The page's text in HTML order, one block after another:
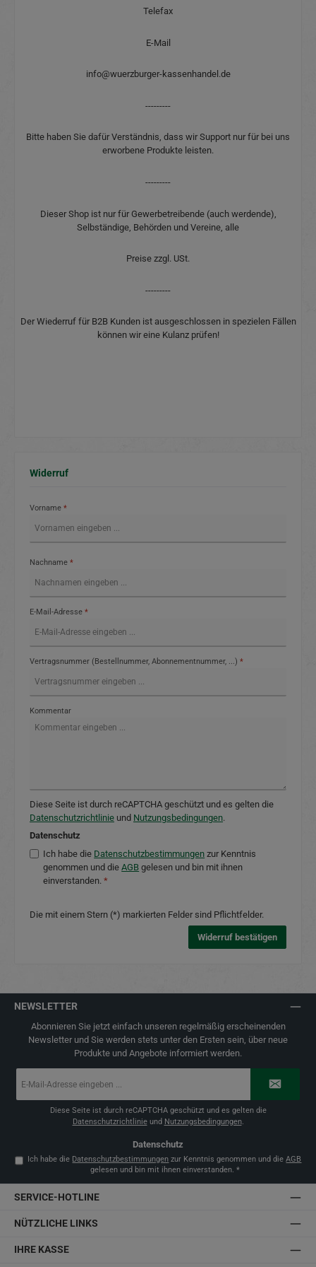
Telefax
E-Mail
info@wuerzburger-kassenhandel.de
---------
Bitte haben Sie dafür Verständnis, dass wir Support nur für bei uns
erworbene Produkte leisten.
---------
Dieser Shop ist nur für Gewerbetreibende (auch werdende),
Selbständige, Behörden und Vereine, alle
Preise zzgl. USt.
---------
Der Wiederruf für B2B Kunden ist ausgeschlossen in spezielen Fällen
können wir eine Kulanz prüfen!
Widerruf
Vorname *
Nachname *
E-Mail-Adresse *
Vertragsnummer (Bestellnummer, Abonnementnummer, ...) *
Kommentar
Diese Seite ist durch reCAPTCHA geschützt und es gelten die
Datenschutzrichtlinie und Nutzungsbedingungen.
Datenschutz
Ich habe die Datenschutzbestimmungen zur Kenntnis
genommen und dieAGB gelesen und bin mit ihnen
einverstanden.*
Die mit einem Stern (*) markierten Felder sind Pflichtfelder.
Widerruf bestätigen
NEWSLETTER
Abonnieren Sie jetzt einfach unseren regelmäßig erscheinenden
Newsletter und Sie werden stets unter den Ersten sein, über neue
Produkte und Angebote informiert werden.
Mail-
Diese Seite ist durch reCAPTCHA geschützt und es gelten die
Datenschutzrichtlinieund Nutzungsbedingungen.
Datenschutz
Ich habe die Datenschutzbestimmungen zur Kenntnis genommen und dieAGB
gelesen und bin mit ihnen einverstanden. *
SERVICE-HOTLINE
NÜTZLICHE LINKS
IHRE KASSE